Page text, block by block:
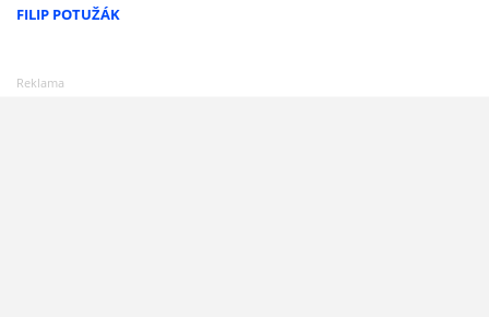
FILIP POTUŽÁK